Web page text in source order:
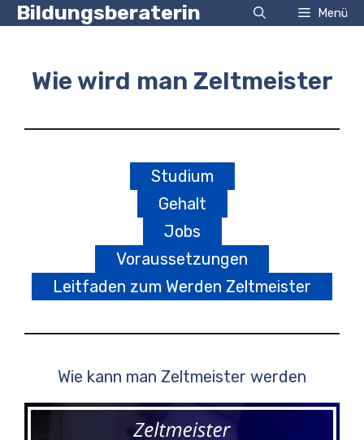
Zum
Inhalt
Bildungsberaterin Menü
Wie wird man Zeltmeister
Studium
Gehalt
Jobs
Voraussetzungen
Leitfaden zum Werden Zeltmeister
Wie kann man Zeltmeister werden